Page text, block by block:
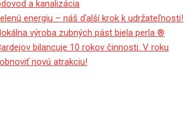
a kanalizácia
energiu – náš ďalší krok k udržateľnosti!
výroba zubných pást biela perla ®
bilancuje 10 rokov činnosti. V roku
novú atrakciu!